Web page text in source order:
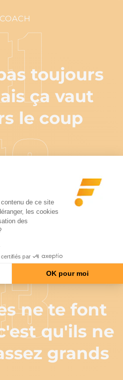
toujours
ça vaut
le coup
et
deux
un état
ne te font
qu'ils ne
grands